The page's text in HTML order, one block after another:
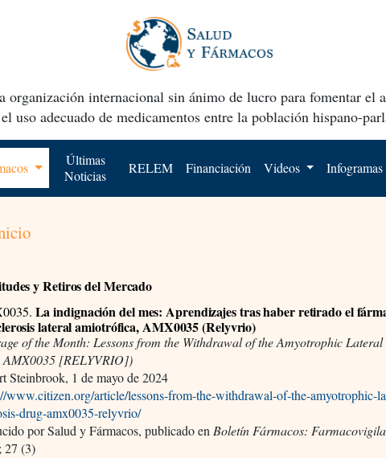
organización internacional sin ánimo de lucro para fomentar el
el uso adecuado de medicamentos entre la población hispano-
Últimas
Noticias
RELEM Financiación Videos Infogramas
y Retiros del Mercado
La indignación del mes: Aprendizajes tras haber retirado el
lateral amiotrófica, AMX0035 (Relyvrio)
of the Month: Lessons from the Withdrawal of the Amyotrophic Lateral
[RELYVRIO])
Steinbrook, 1 de mayo de 2024
www.citizen.org/article/lessons-from-the-withdrawal-of-the-amyotrophic-
drug-amx0035-relyvrio/
por Salud y Fármacos, publicado enBoletín Fármacos:
27 (3)